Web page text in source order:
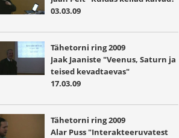
03.03.09
Tähetorni ring 2009
Jaak Jaaniste "Veenus, Saturn ja
teised kevadtaevas"
17.03.09
Tähetorni ring 2009
Alar Puss "Interakteeruvatest